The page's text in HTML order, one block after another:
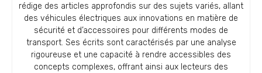
rédige des articles approfondis sur des sujets variés, allant
des véhicules électriques aux innovations en matière de
sécurité et d’accessoires pour différents modes de
transport. Ses écrits sont caractérisés par une analyse
rigoureuse et une capacité à rendre accessibles des
concepts complexes, offrant ainsi aux lecteurs des